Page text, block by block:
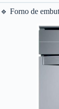
🔹 Forno de